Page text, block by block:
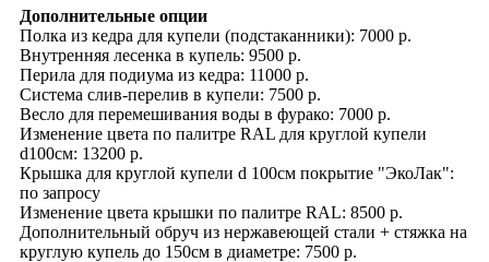
Дополнительные опции
Полка из кедра для купели (подстаканники): 7000 р.
Внутренняя лесенка в купель: 9500 р.
Перила для подиума из кедра: 11000 р.
Система слив-перелив в купели: 7500 р.
Весло для перемешивания воды в фурако: 7000 р.
Изменение цвета по палитре RAL для круглой купели
d100см: 13200 р.
Крышка для круглой купели d 100см покрытие "ЭкоЛак":
по запросу
Изменение цвета крышки по палитре RAL: 8500 р.
Дополнительный обруч из нержавеющей стали + стяжка на
круглую купель до 150см в диаметре: 7500 р.